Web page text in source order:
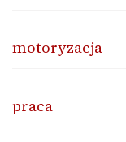
motoryzacja
praca